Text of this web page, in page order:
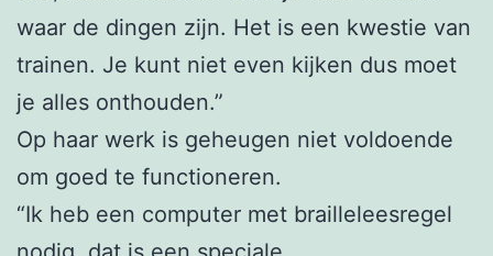
waar de dingen zijn. Het is een kwestie van
trainen. Je kunt niet even kijken dus moet
je alles onthouden.”
Op haar werk is geheugen niet voldoende
om goed te functioneren.
“Ik heb een computer met brailleleesregel